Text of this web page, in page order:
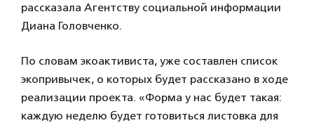
рассказала Агентству социальной информации
Диана Головченко.
По словам экоактивиста, уже составлен список
экопривычек, о которых будет рассказано в ходе
реализации проекта. «Форма у нас будет такая:
каждую неделю будет готовиться листовка для